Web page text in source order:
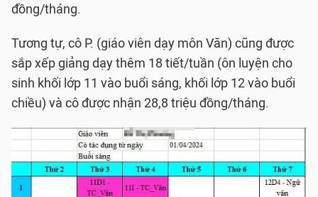
đồng/tháng.
Tương tự, cô P. (giáo viên dạy môn Văn) cũng được
sắp xếp giảng dạy thêm 18 tiết/tuần (ôn luyện cho
sinh khối lớp 11 vào buổi sáng, khối lớp 12 vào buổi
chiều) và cô được nhận 28,8 triệu đồng/tháng.